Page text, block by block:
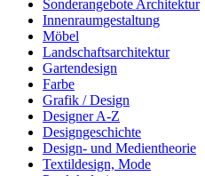
Sonderangebote Architektur
Innenraumgestaltung
Möbel
Landschaftsarchitektur
Gartendesign
Farbe
Grafik / Design
Designer A-Z
Designgeschichte
Design- und Medientheorie
Textildesign, Mode